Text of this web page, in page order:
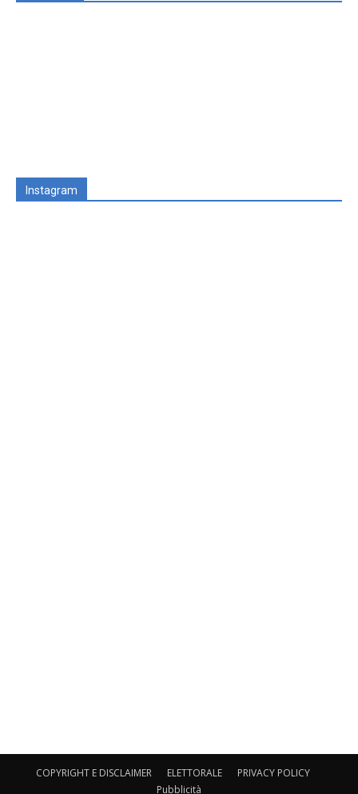
Instagram
COPYRIGHT E DISCLAIMER ELETTORALE
PRIVACY POLICY
Pubblicità